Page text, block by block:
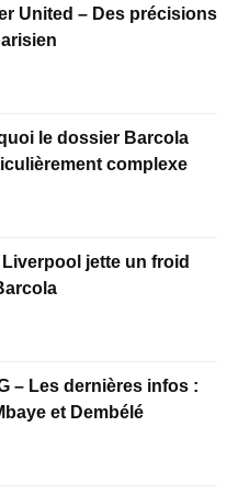
United – Des précisions
le dossier Barcola
complexe
Liverpool jette un froid
– Les dernières infos :
et Dembélé